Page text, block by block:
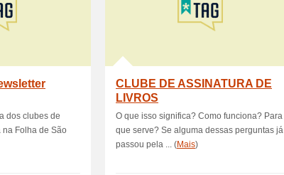
dos clubes de
na Folha de São
CLUBE DE ASSINATURA DE
LIVROS
O que isso significa? Como funciona? Para
que serve? Se alguma dessas perguntas já
passou pela ... (Mais)